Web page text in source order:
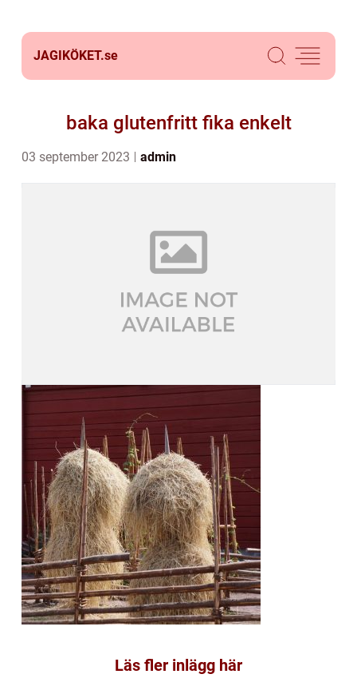
JAGIKÖKET.se
baka glutenfritt fika enkelt
03 september 2023 admin
Läs fler inlägg här